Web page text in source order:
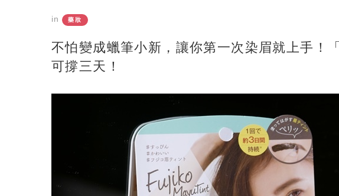
in 藥妝
不怕變成蠟筆小新，讓你第一次染眉就上手
可撐三天！